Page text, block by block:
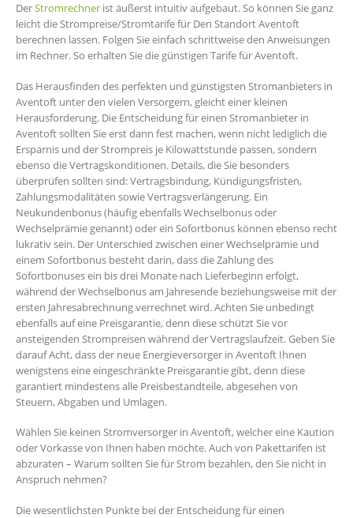
DerStromrechner ist äußerst intuitiv aufgebaut. So können Sie ganz
leicht die Strompreise/Stromtarife für Den Standort Aventoft
berechnen lassen. Folgen Sie einfach schrittweise den Anweisungen
im Rechner. So erhalten Sie die günstigen Tarife für Aventoft.
Das Herausfinden des perfekten und günstigsten Stromanbieters in
Aventoft unter den vielen Versorgern, gleicht einer kleinen
Herausforderung. Die Entscheidung für einen Stromanbieter in
Aventoft sollten Sie erst dann fest machen, wenn nicht lediglich die
Ersparnis und der Strompreis je Kilowattstunde passen, sondern
ebenso die Vertragskonditionen. Details, die Sie besonders
überprüfen sollten sind: Vertragsbindung, Kündigungsfristen,
Zahlungsmodalitäten sowie Vertragsverlängerung. Ein
Neukundenbonus (häufig ebenfalls Wechselbonus oder
Wechselprämie genannt) oder ein Sofortbonus können ebenso recht
lukrativ sein. Der Unterschied zwischen einer Wechselprämie und
einem Sofortbonus besteht darin, dass die Zahlung des
Sofortbonuses ein bis drei Monate nach Lieferbeginn erfolgt,
während der Wechselbonus am Jahresende beziehungsweise mit der
ersten Jahresabrechnung verrechnet wird. Achten Sie unbedingt
ebenfalls auf eine Preisgarantie, denn diese schützt Sie vor
ansteigenden Strompreisen während der Vertragslaufzeit. Geben Sie
darauf Acht, dass der neue Energieversorger in Aventoft Ihnen
wenigstens eine eingeschränkte Preisgarantie gibt, denn diese
garantiert mindestens alle Preisbestandteile, abgesehen von
Steuern, Abgaben und Umlagen.
Wählen Sie keinen Stromversorger in Aventoft, welcher eine Kaution
oder Vorkasse von Ihnen haben möchte. Auch von Pakettarifen ist
abzuraten – Warum sollten Sie für Strom bezahlen, den Sie nicht in
Anspruch nehmen?
Die wesentlichsten Punkte bei der Entscheidung für einen